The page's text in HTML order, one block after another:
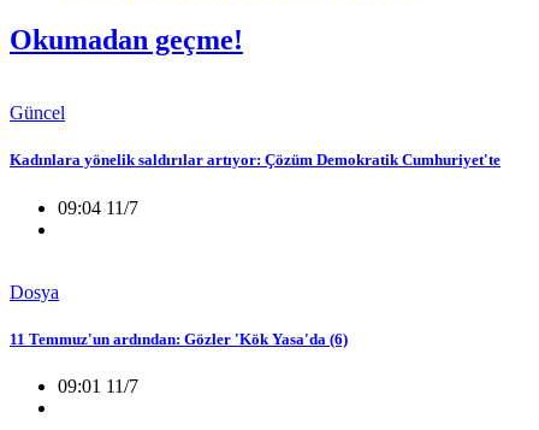
Okumadan geçme!
Güncel
Kadınlara yönelik saldırılar artıyor: Çözüm Demokratik Cumhuriyet'te
09:04 11/7
Dosya
11 Temmuz'un ardından: Gözler 'Kök Yasa'da (6)
09:01 11/7